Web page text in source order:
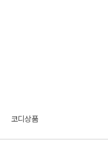
코디상품